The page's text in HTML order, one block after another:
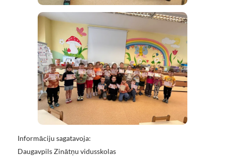
Informāciju sagatavoja:
Daugavpils Zinātņu vidusskolas